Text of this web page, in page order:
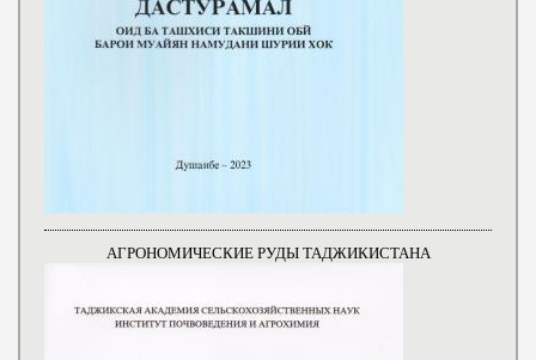
АГРОНОМИЧЕСКИЕ РУДЫ ТАДЖИКИСТАНА